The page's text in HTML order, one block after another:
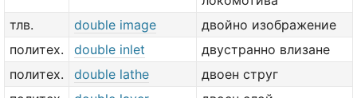
тлв.
double image
двойно изображение
политех.
double inlet
двустранно влизане
политех.
double lathe
двоен струг